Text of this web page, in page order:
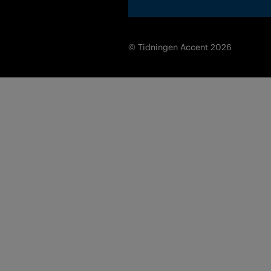
© Tidningen Accent 2026